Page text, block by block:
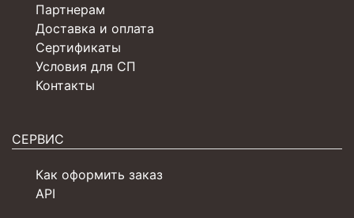
Партнерам
Доставка и оплата
Сертификаты
Условия для СП
Контакты
СЕРВИС
Как оформить заказ
API